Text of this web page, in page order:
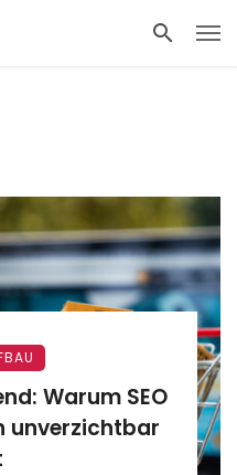
Warum SEO
unverzichtbar